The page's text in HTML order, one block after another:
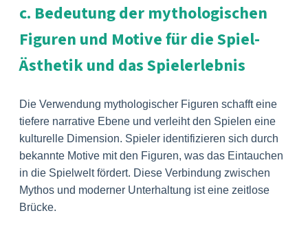
c. Bedeutung der mythologischen
Figuren und Motive für die Spiel-
Ästhetik und das Spielerlebnis
Die Verwendung mythologischer Figuren schafft eine
tiefere narrative Ebene und verleiht den Spielen eine
kulturelle Dimension. Spieler identifizieren sich durch
bekannte Motive mit den Figuren, was das Eintauchen
in die Spielwelt fördert. Diese Verbindung zwischen
Mythos und moderner Unterhaltung ist eine zeitlose
Brücke.